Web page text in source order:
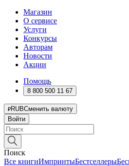
Магазин
О сервисе
Услуги
Конкурсы
Авторам
Новости
Акции
Помощь
8 800 500 11 67
RUBСменить валюту
Войти
Поиск
Все книгиИмпринтыБестселлеры